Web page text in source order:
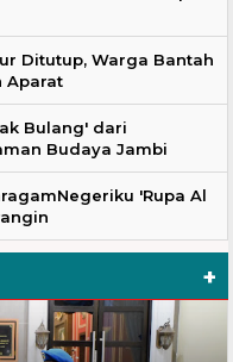
Ditutup, Warga Bantah
Aparat
Bulang' dari
Budaya Jambi
'Rupa Al
+